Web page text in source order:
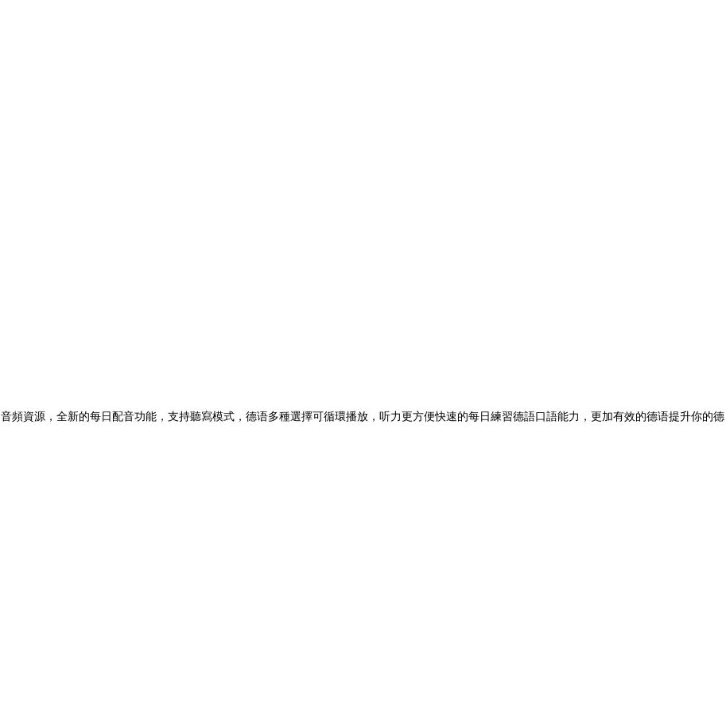
音頻資源，全新的每日配音功能，支持聽寫模式，德语多種選擇可循環播放，听力更方便快速的每日練習德語口語能力，更加有效的德语提升你的德